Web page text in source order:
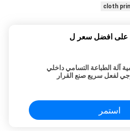
cloth
على افضل سعر ل
آلة الطباعة التسامي داخلي
لفعل سريع صنع القرار
استمر